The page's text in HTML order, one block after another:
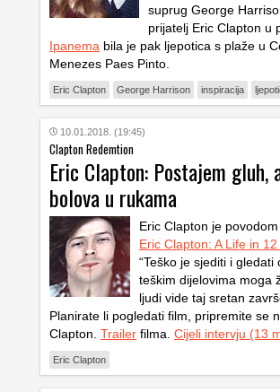
suprug George
prijatelj Eric Clapton u
Ipanema bila je pak ljepotica s plaže u
Menezes Paes Pinto.
Eric Clapton George Harrison inspiracija
10.01.2018. (19:45)
Clapton Redemtion
Eric Clapton: Postajem gluh,
bolova u rukama
Eric Clapton je
Eric Clapton: A Life in
“Teško je sjediti i
teškim dijelovima moga
ljudi vide taj sretan
Planirate li pogledati film, pripremite se
Clapton. Trailer filma. Cijeli intervju (13
Eric Clapton